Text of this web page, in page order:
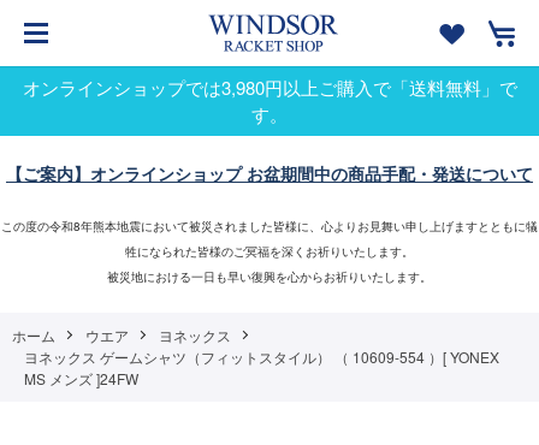
オンラインショップでは3,980円以上ご購入で「送料無料」で
す。
【ご案内】オンラインショップ お盆期間中の商品手配・発送について
この度の令和8年熊本地震において被災されました皆様に、心よりお見舞い申し上げますとともに犠
牲になられた皆様のご冥福を深くお祈りいたします。
被災地における一日も早い復興を心からお祈りいたします。
ホーム ウエア
ヨネックス
ヨネックス ゲームシャツ（フィットスタイル） （ 10609-554 ）[ YONEX
MS メンズ ]24FW